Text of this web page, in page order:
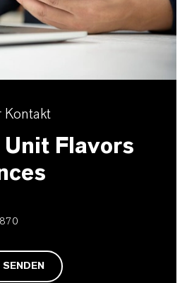
Kontakt
Unit Flavors